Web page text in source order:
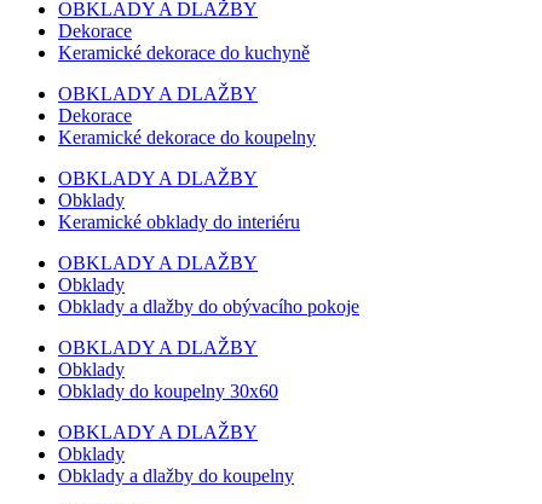
OBKLADY A DLAŽBY
Dekorace
Keramické dekorace do kuchyně
OBKLADY A DLAŽBY
Dekorace
Keramické dekorace do koupelny
OBKLADY A DLAŽBY
Obklady
Keramické obklady do interiéru
OBKLADY A DLAŽBY
Obklady
Obklady a dlažby do obývacího pokoje
OBKLADY A DLAŽBY
Obklady
Obklady do koupelny 30x60
OBKLADY A DLAŽBY
Obklady
Obklady a dlažby do koupelny